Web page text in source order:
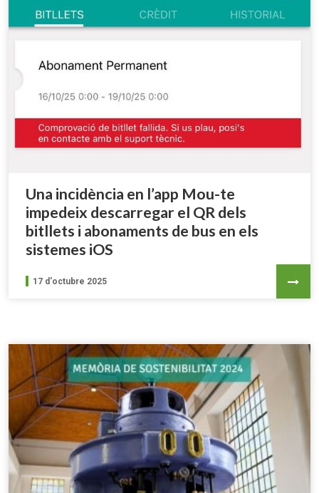
Una incidència en l’app Mou-te
impedeix descarregar el QR dels
bitllets i abonaments de bus en els
sistemes iOS
17 d'octubre 2025